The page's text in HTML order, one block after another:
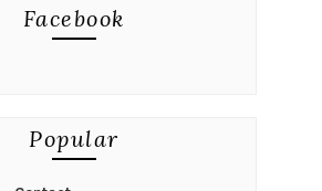
Facebook
Popular